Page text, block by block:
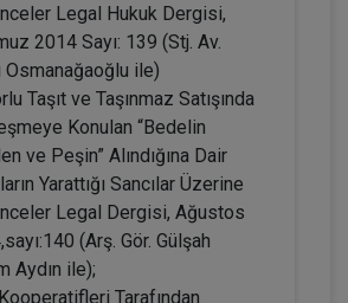
Hukuku - IV. Medeni Hukuk
Oturum
Sepete Ekle
Hukuku Enstitüsü
Legal Hukuk Dergisi,
2014 Sayı: 139 (Stj. Av.
Osmanağaoğlu ile)
Taşıt ve Taşınmaz Satışında
Konulan “Bedelin
ve Peşin” Alındığına Dair
Yarattığı Sancılar Üzerine
Legal Dergisi, Ağustos
(Arş. Gör. Gülşah
Aydın ile);
Tarafından